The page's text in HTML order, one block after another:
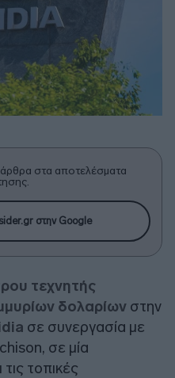
στα αποτελέσματα
στην Google
τεχνητής
δολαρίων στην
σε συνεργασία με
σε μία
τοπικές